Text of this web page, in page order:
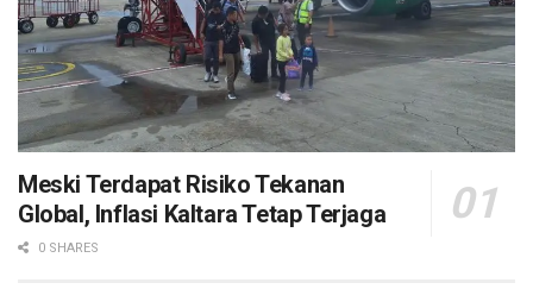
Meski Terdapat Risiko Tekanan
Global, Inflasi Kaltara Tetap Terjaga
0 SHARES